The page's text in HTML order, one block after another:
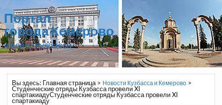
Портал
города Кемерово
и всего Кузбасса
Вы здесь: Главная страница> Новости Кузбасса и Кемерово>
Студенческие отряды Кузбасса провели XI
спартакиадуСтуденческие отряды Кузбасса провели XI
спартакиаду